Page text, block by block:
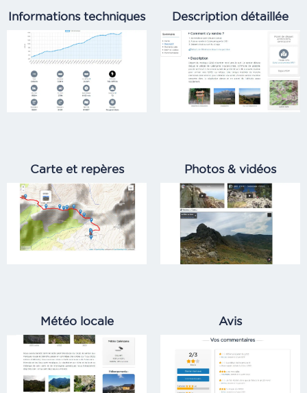
Informations techniques Description détaillée
Carte et repères Photos & vidéos
Météo locale Avis